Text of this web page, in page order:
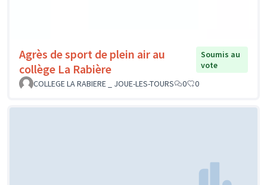
Agrès de sport de plein air au
collège La Rabière
Soumis au
vote
COLLEGE LA RABIERE _ JOUE-LES-TOURS
0 0